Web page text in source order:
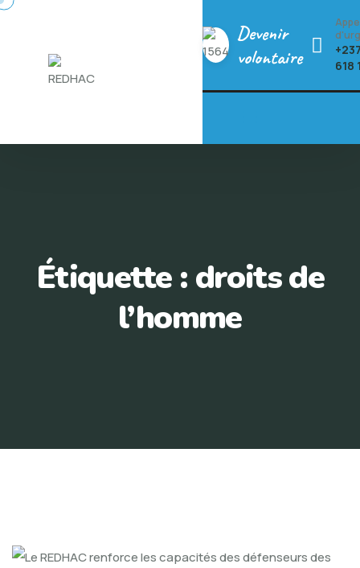
Skip
Devenir
volontaire
618
Étiquette : droits de
l’homme